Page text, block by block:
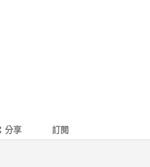
分享 訂閱